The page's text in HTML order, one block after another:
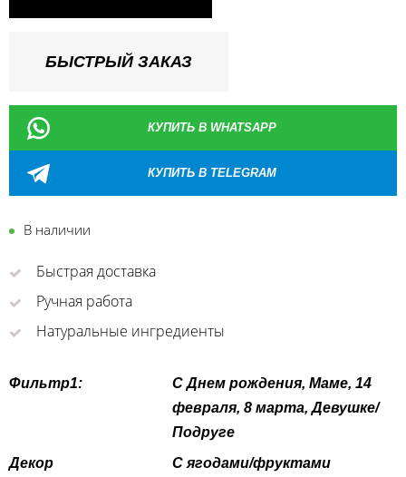
БЫСТРЫЙ ЗАКАЗ
КУПИТЬ В WHATSAPP
КУПИТЬ В TELEGRAM
В наличии
Быстрая доставка
Ручная работа
Натуральные ингредиенты
Фильтр1:
С Днем рождения, Маме, 14
февраля, 8 марта, Девушке/
Подруге
Декор
С ягодами/фруктами